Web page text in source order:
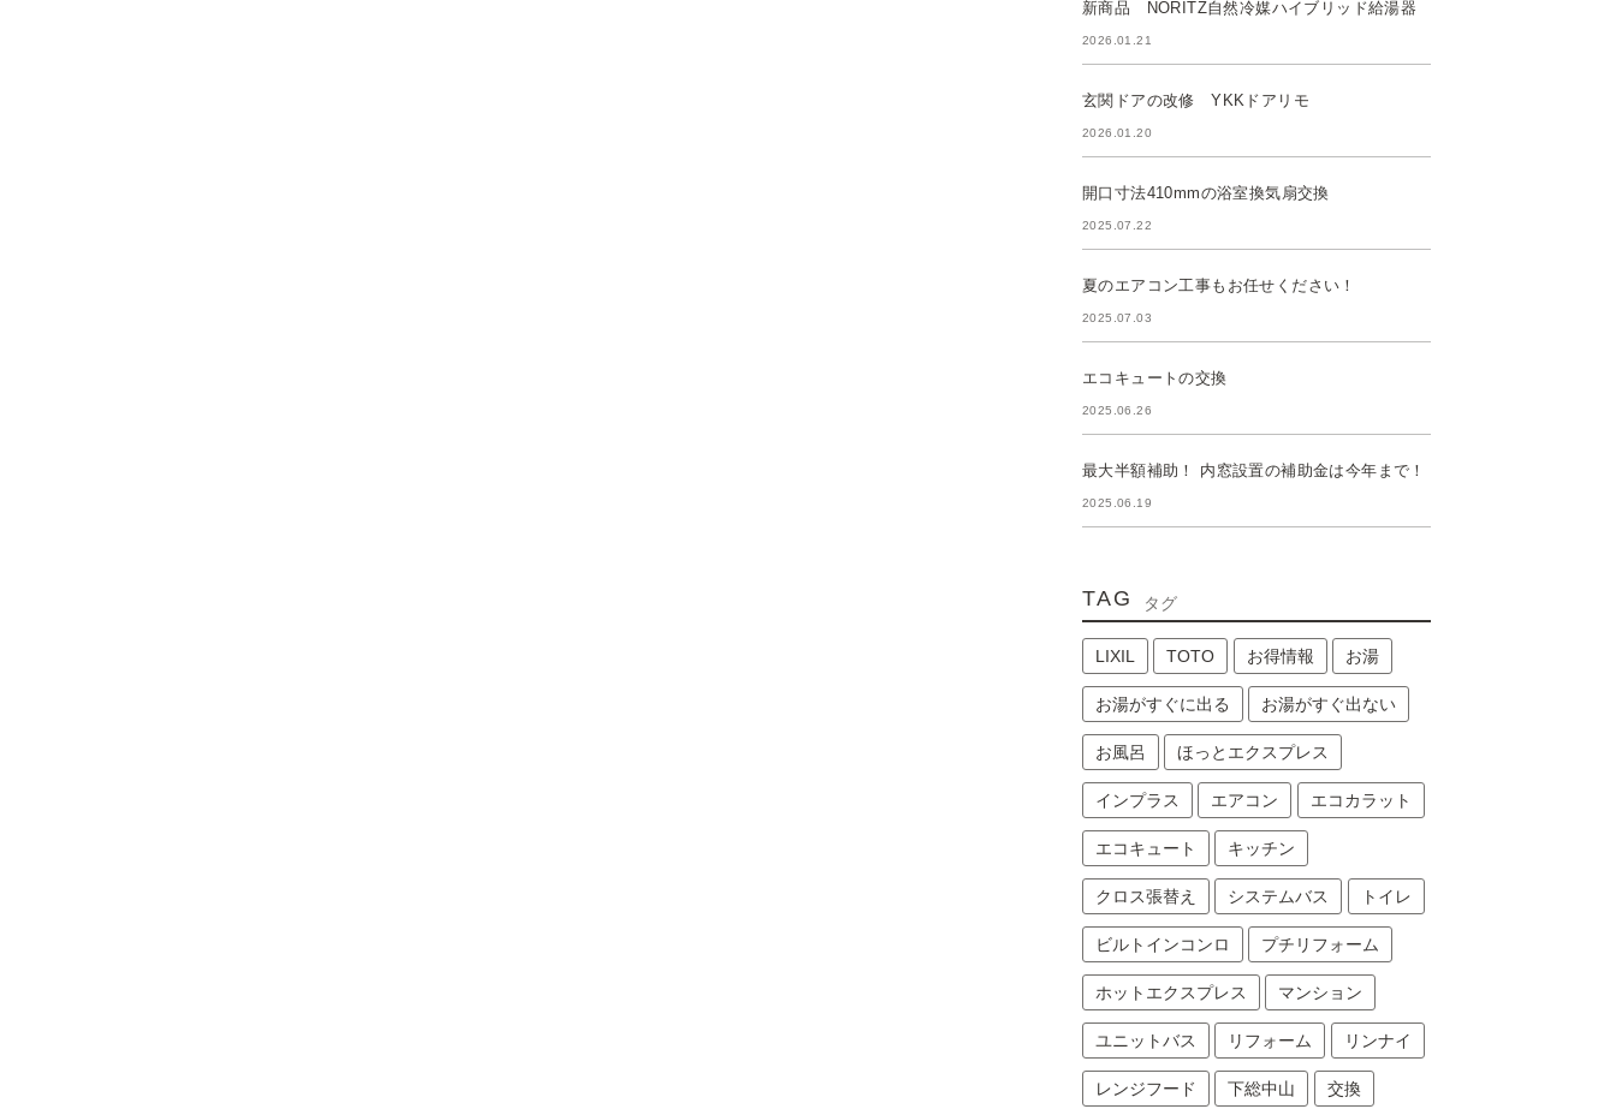
新商品 NORITZ自然冷媒ハイブリッド給湯器
2026.01.21
玄関ドアの改修 YKKドアリモ
2026.01.20
開口寸法410mmの浴室換気扇交換
2025.07.22
夏のエアコン工事もお任せください！
2025.07.03
エコキュートの交換
2025.06.26
最大半額補助！ 内窓設置の補助金は今年まで！
2025.06.19
TAG タグ
LIXIL TOTO お得情報 お湯
お湯がすぐに出る お湯がすぐ出ない
お風呂 ほっとエクスプレス
インプラス エアコン エコカラット
エコキュート キッチン
クロス張替え システムバス トイレ
ビルトインコンロ プチリフォーム
ホットエクスプレス マンション
ユニットバス リフォーム リンナイ
レンジフード 下総中山 交換